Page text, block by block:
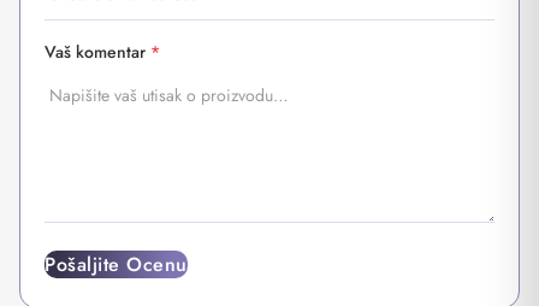
Vaš komentar *
Pošaljite Ocenu